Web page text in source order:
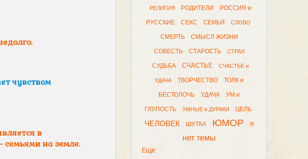
чувством
в
семьями на земле.
РЕЛИГИЯ РОДИТЕЛИ РОССИЯ и
РУССКИЕ СЕКС СЕМЬЯ СЛОВО
СМЕРТЬ СМЫСЛ ЖИЗНИ
СОВЕСТЬ СТАРОСТЬ СТРАХ
СУДЬБА СЧАСТЬЕ СЧАСТЬЕ и
УДАЧА ТВОРЧЕСТВО ТОЛК и
БЕСТОЛОЧЬ УДАЧА УМ и
ГЛУПОСТЬ УМНЫЕ и ДУРАКИ ЦЕЛЬ
ЧЕЛОВЕК ШУТКА ЮМОР Я
нет темы
Еще